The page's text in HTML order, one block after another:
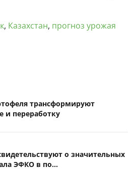
, Казахстан, прогноз урожая
трансформируют
и переработку
о значительных
ЭФКО в по...